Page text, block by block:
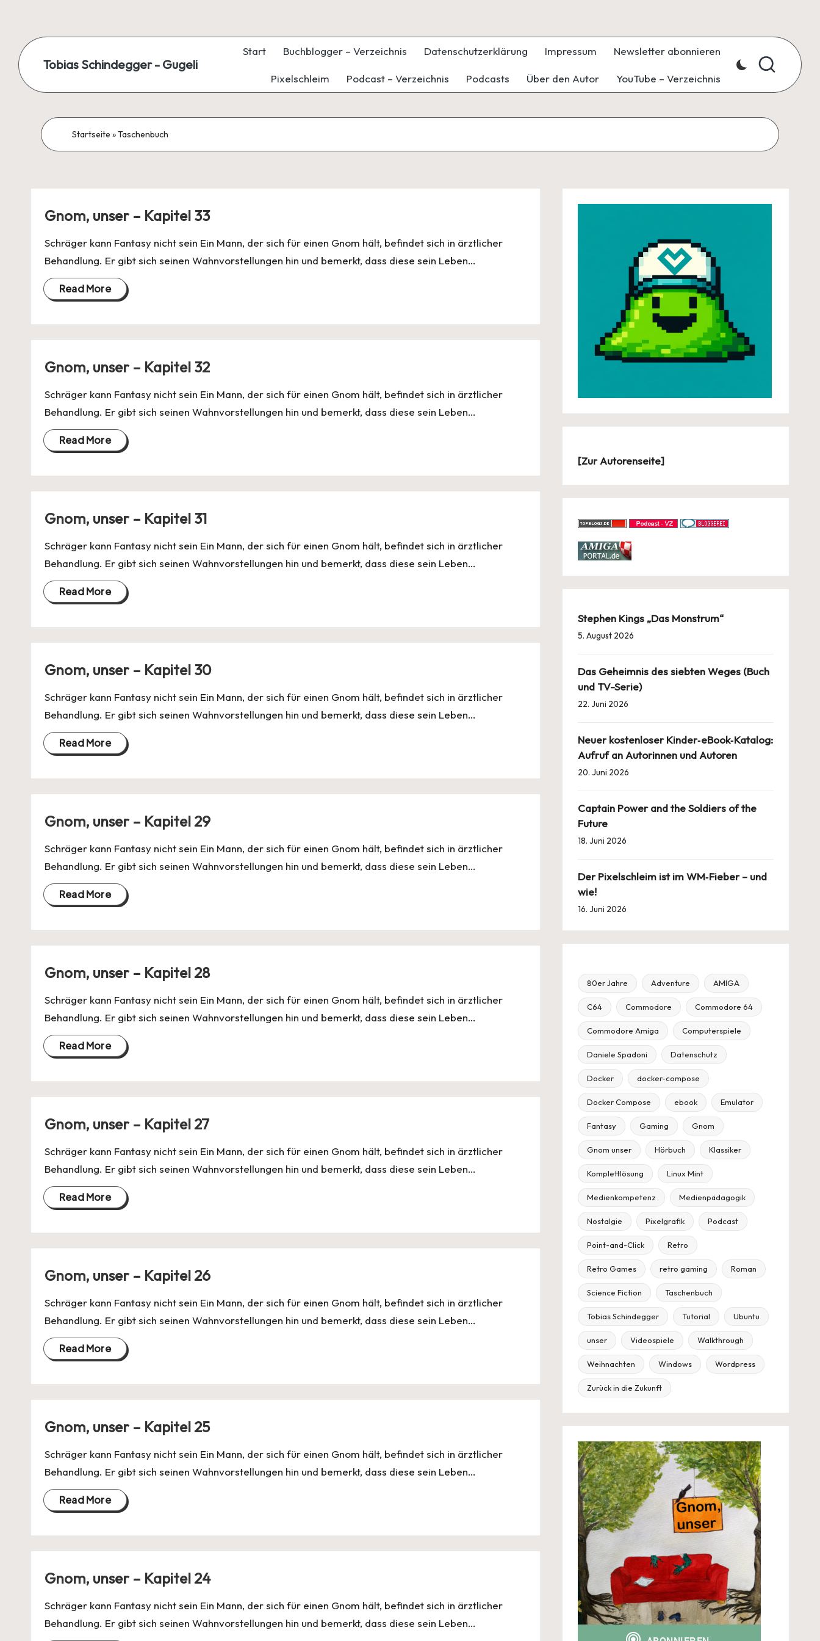
content
Tobias Schindegger - Gugeli
Start Buchblogger – Verzeichnis Datenschutzerklärung Impressum Newsletter abonnieren
Pixelschleim Podcast – Verzeichnis Podcasts Über den Autor YouTube – Verzeichnis
Startseite »Taschenbuch
Gnom, unser – Kapitel 33
Schräger kann Fantasy nicht sein Ein Mann, der sich für einen Gnom hält, befindet sich in ärztlicher
Behandlung. Er gibt sich seinen Wahnvorstellungen hin und bemerkt, dass diese sein Leben…
Read More
Gnom, unser – Kapitel 32
Schräger kann Fantasy nicht sein Ein Mann, der sich für einen Gnom hält, befindet sich in ärztlicher
Behandlung. Er gibt sich seinen Wahnvorstellungen hin und bemerkt, dass diese sein Leben…
Read More
Gnom, unser – Kapitel 31
Schräger kann Fantasy nicht sein Ein Mann, der sich für einen Gnom hält, befindet sich in ärztlicher
Behandlung. Er gibt sich seinen Wahnvorstellungen hin und bemerkt, dass diese sein Leben…
Read More
Gnom, unser – Kapitel 30
Schräger kann Fantasy nicht sein Ein Mann, der sich für einen Gnom hält, befindet sich in ärztlicher
Behandlung. Er gibt sich seinen Wahnvorstellungen hin und bemerkt, dass diese sein Leben…
Read More
Gnom, unser – Kapitel 29
Schräger kann Fantasy nicht sein Ein Mann, der sich für einen Gnom hält, befindet sich in ärztlicher
Behandlung. Er gibt sich seinen Wahnvorstellungen hin und bemerkt, dass diese sein Leben…
Read More
Gnom, unser – Kapitel 28
Schräger kann Fantasy nicht sein Ein Mann, der sich für einen Gnom hält, befindet sich in ärztlicher
Behandlung. Er gibt sich seinen Wahnvorstellungen hin und bemerkt, dass diese sein Leben…
Read More
Gnom, unser – Kapitel 27
Schräger kann Fantasy nicht sein Ein Mann, der sich für einen Gnom hält, befindet sich in ärztlicher
Behandlung. Er gibt sich seinen Wahnvorstellungen hin und bemerkt, dass diese sein Leben…
Read More
Gnom, unser – Kapitel 26
Schräger kann Fantasy nicht sein Ein Mann, der sich für einen Gnom hält, befindet sich in ärztlicher
Behandlung. Er gibt sich seinen Wahnvorstellungen hin und bemerkt, dass diese sein Leben…
Read More
Gnom, unser – Kapitel 25
Schräger kann Fantasy nicht sein Ein Mann, der sich für einen Gnom hält, befindet sich in ärztlicher
Behandlung. Er gibt sich seinen Wahnvorstellungen hin und bemerkt, dass diese sein Leben…
Read More
Gnom, unser – Kapitel 24
Schräger kann Fantasy nicht sein Ein Mann, der sich für einen Gnom hält, befindet sich in ärztlicher
Behandlung. Er gibt sich seinen Wahnvorstellungen hin und bemerkt, dass diese sein Leben…
[Zur Autorenseite]
Stephen Kings „Das Monstrum“
5. August 2026
Das Geheimnis des siebten Weges (Buch
und TV-Serie)
22. Juni 2026
Neuer kostenloser Kinder‑eBook‑Katalog:
Aufruf an Autorinnen und Autoren
20. Juni 2026
Captain Power and the Soldiers of the
Future
18. Juni 2026
Der Pixelschleim ist im WM‑Fieber – und
wie!
16. Juni 2026
80er Jahre Adventure AMIGA
C64 Commodore Commodore 64
Commodore Amiga Computerspiele
Daniele Spadoni Datenschutz
Docker docker-compose
Docker Compose ebook Emulator
Fantasy Gaming Gnom
Gnom unser Hörbuch Klassiker
Komplettlösung Linux Mint
Medienkompetenz Medienpädagogik
Nostalgie Pixelgrafik Podcast
Point-and-Click Retro
Retro Games retro gaming Roman
Science Fiction Taschenbuch
Tobias Schindegger Tutorial Ubuntu
unser Videospiele Walkthrough
Weihnachten Windows Wordpress
Zurück in die Zukunft